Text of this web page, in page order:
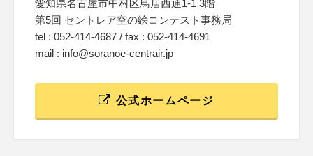
愛知県名古屋市中村区鳥居西通1-1 3階
第5回 セントレア空の絵コンテスト事務局
tel : 052-414-4687 / fax : 052-414-4691
mail : info@soranoe-centrair.jp
公式ホームページ